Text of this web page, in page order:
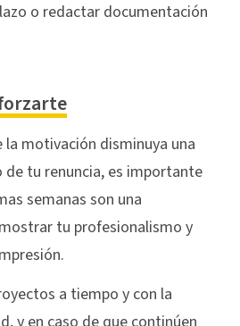
o redactar documentación
la motivación disminuya una
de tu renuncia, es importante
semanas son una
tu profesionalismo y
a tiempo y con la